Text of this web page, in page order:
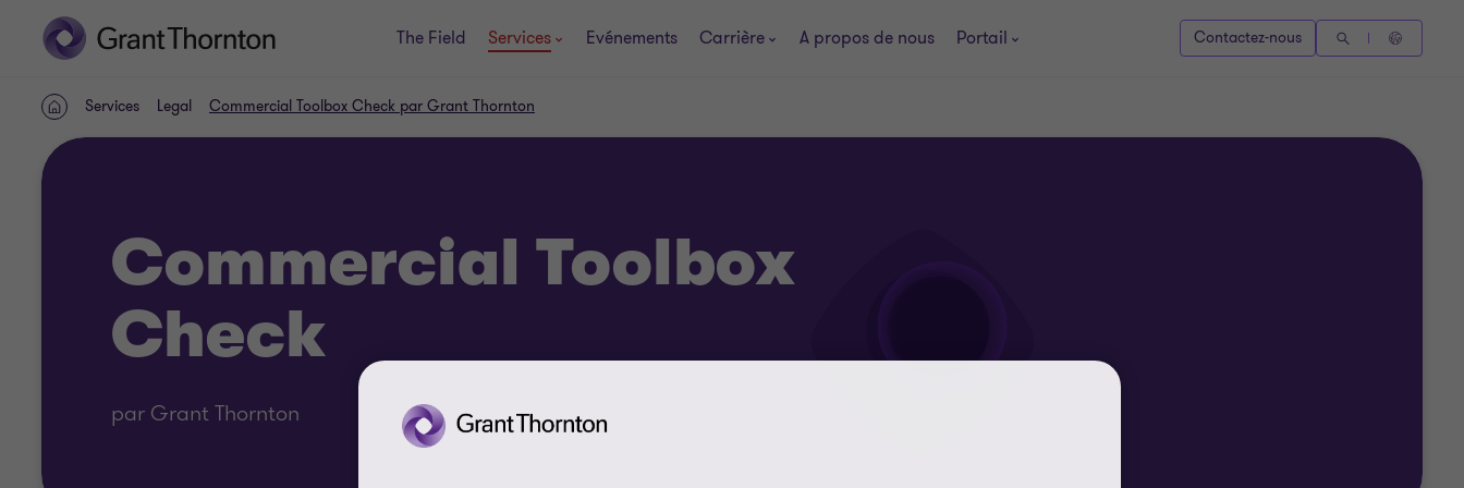
The Field Services Evénements Carrière A propos de nous Portail Contactez-nous
ACCUEIL
Services Legal Commercial Toolbox Check par Grant Thornton
Commercial Toolbox
Check
par Grant Thornton